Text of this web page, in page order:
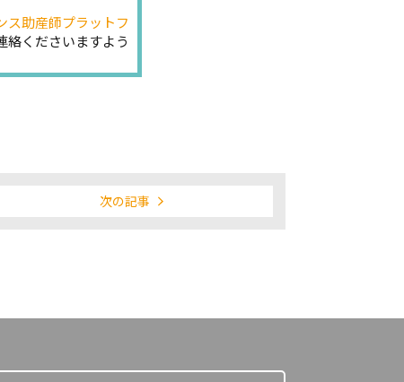
ス助産師プラットフ
絡くださいますよう
次の記事